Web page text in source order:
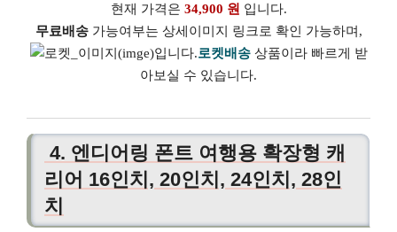
현재 가격은 34,900 원 입니다.
무료배송가능여부는 상세이미지 링크로 확인 가능하며,
로켓배송상품이라 빠르게 받
아보실 수 있습니다.
4. 엔디어링 폰트 여행용 확장형 캐
리어 16인치, 20인치, 24인치, 28인
치